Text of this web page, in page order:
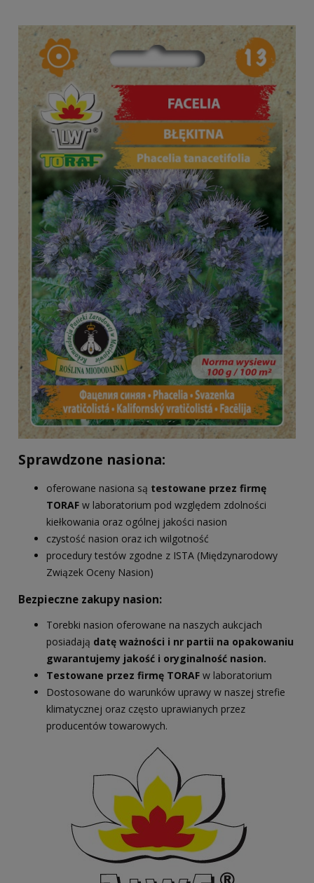
Sprawdzone nasiona:
oferowane nasiona są testowane przez firmę
TORAF w laboratorium pod względem zdolności
kiełkowania oraz ogólnej jakości nasion
czystość nasion oraz ich wilgotność
procedury testów zgodne z ISTA (Międzynarodowy
Związek Oceny Nasion)
Bezpieczne zakupy nasion:
Torebki nasion oferowane na naszych aukcjach
posiadają datę ważności i nr partii na opakowaniu
gwarantujemy jakość i oryginalność nasion.
Testowane przez firmę TORAF w laboratorium
Dostosowane do warunków uprawy w naszej strefie
klimatycznej oraz często uprawianych przez
producentów towarowych.